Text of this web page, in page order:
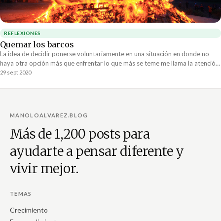
REFLEXIONES
Quemar los barcos
La idea de decidir ponerse voluntariamente en una situación en donde no
haya otra opción más que enfrentar lo que más se teme me llama la atención.
Me aterra, pero me llama la atención.
29 sept 2020
MANOLOALVAREZ.BLOG
Más de 1,200 posts para
ayudarte a pensar diferente y
vivir mejor.
TEMAS
Crecimiento